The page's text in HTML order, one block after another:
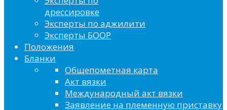
дрессировке
Эксперты по аджилити
Эксперты БООР
Положения
Бланки
Общепометная карта
Акт вязки
Международный акт вязки
Заявление на племенную приставку